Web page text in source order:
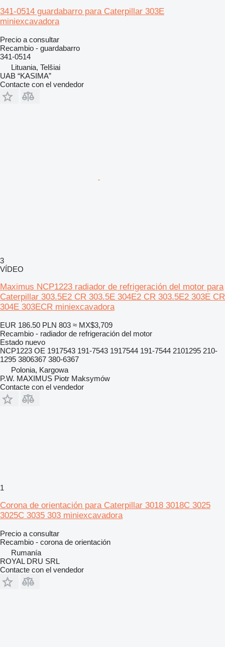
341-0514 guardabarro para Caterpillar 303E
miniexcavadora
Precio a consultar
Recambio - guardabarro
341-0514
Lituania, Telšiai
UAB “KASIMA”
Contacte con el vendedor
3
VÍDEO
Maximus NCP1223 radiador de refrigeración del motor para
Caterpillar 303.5E2 CR 303.5E 304E2 CR 303.5E2 303E CR
304E 303ECR miniexcavadora
EUR 186.50 PLN 803 ≈ MX$3,709
Recambio - radiador de refrigeración del motor
Estado nuevo
NCP1223 OE 1917543 191-7543 1917544 191-7544 2101295 210-
1295 3806367 380-6367
Polonia, Kargowa
P.W. MAXIMUS Piotr Maksymów
Contacte con el vendedor
1
Corona de orientación para Caterpillar 3018 3018C 3025
3025C 3035 303 miniexcavadora
Precio a consultar
Recambio - corona de orientación
Rumanía
ROYAL DRU SRL
Contacte con el vendedor